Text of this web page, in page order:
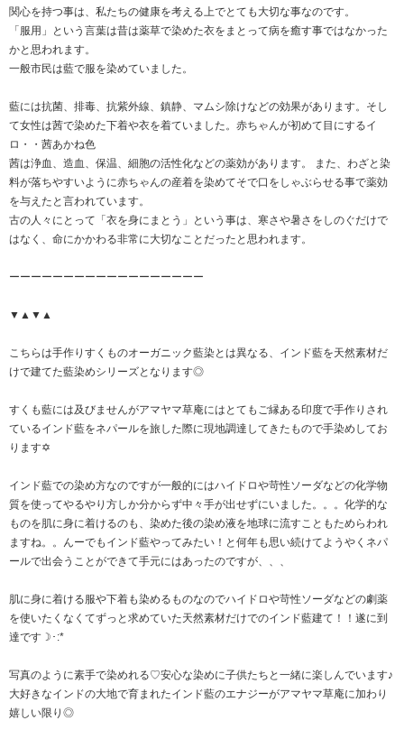
関心を持つ事は、私たちの健康を考える上でとても大切な事なのです。
「服用」という言葉は昔は薬草で染めた衣をまとって病を癒す事ではなかった
かと思われます。
一般市民は藍で服を染めていました。
藍には抗菌、排毒、抗紫外線、鎮静、マムシ除けなどの効果があります。そし
て女性は茜で染めた下着や衣を着ていました。赤ちゃんが初めて目にするイ
ロ・・茜あかね色
茜は浄血、造血、保温、細胞の活性化などの薬効があります。 また、わざと染
料が落ちやすいように赤ちゃんの産着を染めてそで口をしゃぶらせる事で薬効
を与えたと言われています。
古の人々にとって「衣を身にまとう」という事は、寒さや暑さをしのぐだけで
はなく、命にかかわる非常に大切なことだったと思われます。
ーーーーーーーーーーーーーーーーーー
▼▲▼▲
こちらは手作りすくものオーガニック藍染とは異なる、インド藍を天然素材だ
けで建てた藍染めシリーズとなります◎
すくも藍には及びませんがアマヤマ草庵にはとてもご縁ある印度で手作りされ
ているインド藍をネパールを旅した際に現地調達してきたもので手染めしてお
ります✡
インド藍での染め方なのですが一般的にはハイドロや苛性ソーダなどの化学物
質を使ってやるやり方しか分からず中々手が出せずにいました。。。化学的な
ものを肌に身に着けるのも、染めた後の染め液を地球に流すこともためらわれ
ますね。。んーでもインド藍やってみたい！と何年も思い続けてようやくネパ
ールで出会うことができて手元にはあったのですが、、、
肌に身に着ける服や下着も染めるものなのでハイドロや苛性ソーダなどの劇薬
を使いたくなくてずっと求めていた天然素材だけでのインド藍建て！！遂に到
達です☽･:*
写真のように素手で染めれる♡安心な染めに子供たちと一緒に楽しんでいます♪
大好きなインドの大地で育まれたインド藍のエナジーがアマヤマ草庵に加わり
嬉しい限り◎